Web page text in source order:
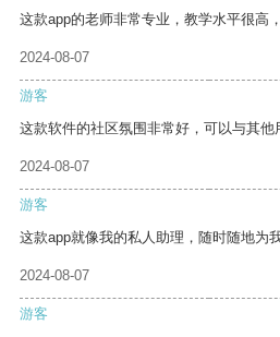
这款app的老师非常专业，教学水平很高
2024-08-07
游客
这款软件的社区氛围非常好，可以与其他
2024-08-07
游客
这款app就像我的私人助理，随时随地为
2024-08-07
游客